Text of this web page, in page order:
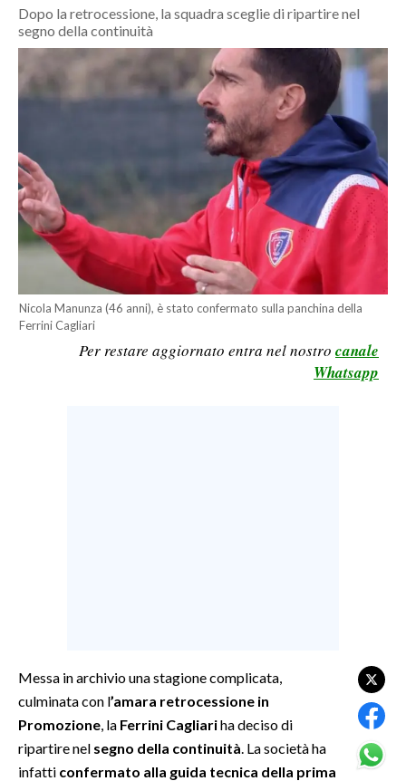
AGENDA
CRONACA
ITALIA
POLITICA
ECONOMIA
SERVIZI ALLE IMPRESE
BANDI
SPORT IN SARDEGNA
SPETTACOLI
GOSSIP
Dopo la retrocessione, la squadra sceglie di ripartire nel
segno della continuità
Nicola Manunza (46 anni), è stato confermato sulla panchina della
Ferrini Cagliari
Per restare aggiornato entra nel nostro canale
Whatsapp
Messa in archivio una stagione complicata,
culminata con l’amara retrocessione in
Promozione , la Ferrini Cagliariha deciso di
ripartire nel segno della continuità . La società ha
infatti confermato alla guida tecnica della prima